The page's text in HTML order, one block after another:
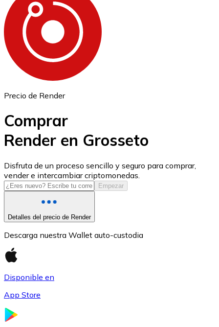
Ethereum
ETH
USD Coin
USDC
Precio de Render
Comprar
Render en Grosseto
Disfruta de un proceso sencillo y seguro para comprar,
vender e intercambiar criptomonedas.
Empezar
Detalles del precio de Render
Descarga nuestra Wallet auto-custodia
Disponible en
App Store